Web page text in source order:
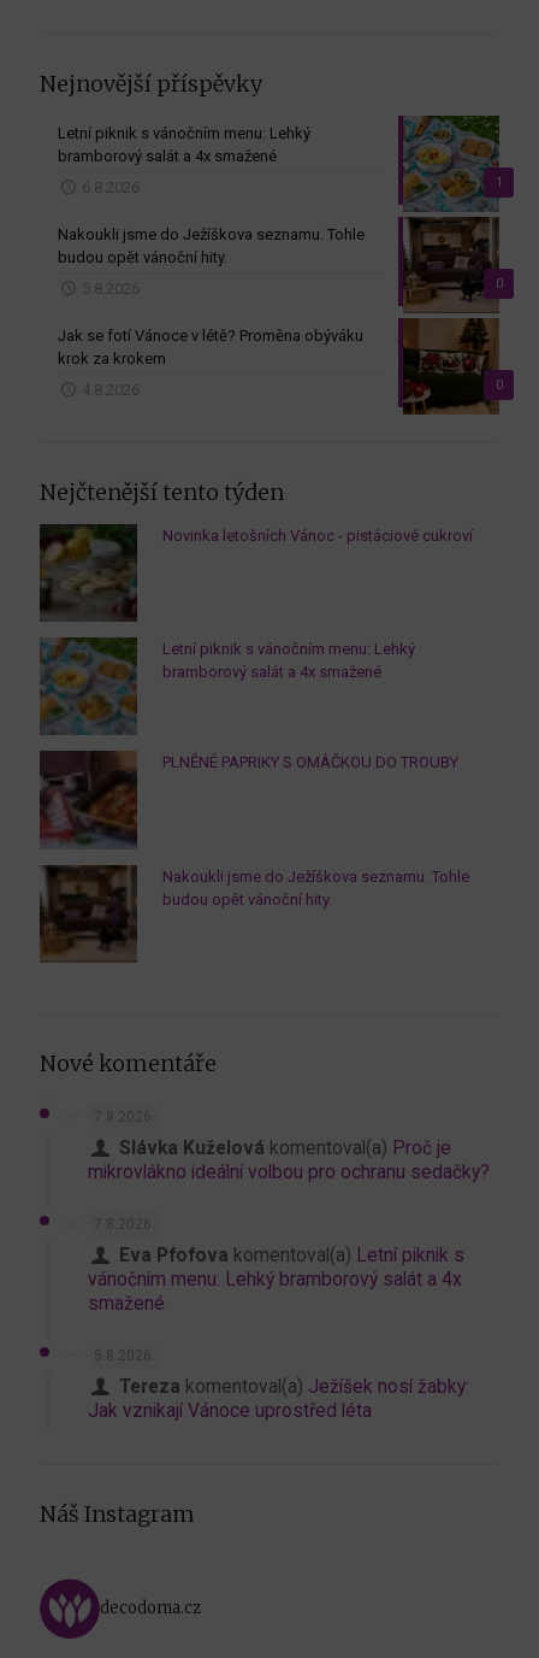
Nejnovější příspěvky
1
Letní piknik s vánočním menu: Lehký
bramborový salát a 4x smažené
6.8.2026
0
Nakoukli jsme do Ježíškova seznamu. Tohle
budou opět vánoční hity.
5.8.2026
0
Jak se fotí Vánoce v létě? Proměna obýváku
krok za krokem
4.8.2026
Nejčtenější tento týden
Novinka letošních Vánoc - pistáciové cukroví
Letní piknik s vánočním menu: Lehký
bramborový salát a 4x smažené
PLNĚNÉ PAPRIKY S OMÁČKOU DO TROUBY
Nakoukli jsme do Ježíškova seznamu. Tohle
budou opět vánoční hity.
Nové komentáře
7.8.2026
Slávka Kuželová komentoval(a) Proč je
mikrovlákno ideální volbou pro ochranu sedačky?
7.8.2026
Eva Pfofova komentoval(a) Letní piknik s
vánočním menu: Lehký bramborový salát a 4x
smažené
5.8.2026
Tereza komentoval(a) Ježíšek nosí žabky:
Jak vznikají Vánoce uprostřed léta
Náš Instagram
decodoma.cz